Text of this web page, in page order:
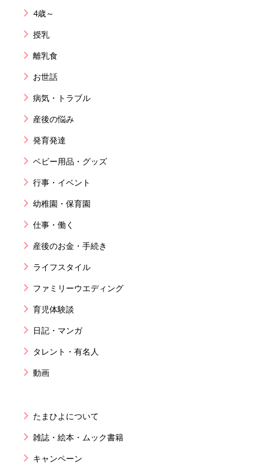
4歳～
授乳
離乳食
お世話
病気・トラブル
産後の悩み
発育発達
ベビー用品・グッズ
行事・イベント
幼稚園・保育園
仕事・働く
産後のお金・手続き
ライフスタイル
ファミリーウエディング
育児体験談
日記・マンガ
タレント・有名人
動画
たまひよについて
雑誌・絵本・ムック書籍
キャンペーン